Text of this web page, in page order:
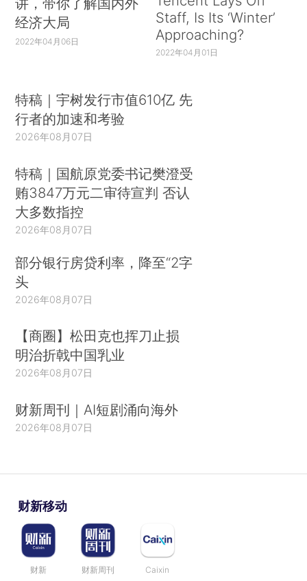
经济大局
2022年04月06日
Staff, Is Its ‘Winter’
Approaching?
2022年04月01日
特稿｜宇树发行市值610亿 先
行者的加速和考验
2026年08月07日
特稿｜国航原党委书记樊澄受
贿3847万元二审待宣判 否认
大多数指控
2026年08月07日
部分银行房贷利率，降至“2字
头
2026年08月07日
【商圈】松田克也挥刀止损
明治折戟中国乳业
2026年08月07日
财新周刊｜AI短剧涌向海外
2026年08月07日
财新移动
财新 财新周刊 Caixin